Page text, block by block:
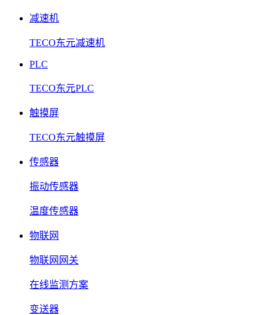
减速机
TECO东元减速机
PLC
TECO东元PLC
触摸屏
TECO东元触摸屏
传感器
振动传感器
温度传感器
物联网
物联网网关
在线监测方案
变送器